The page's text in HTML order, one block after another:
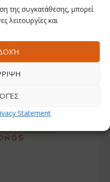
της συγκατάθεσης, μπορεί
λειτουργίες και
Statement